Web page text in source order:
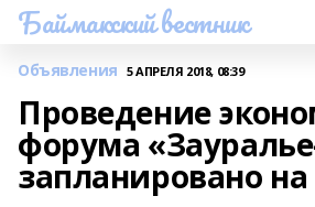
Баймакский вестник
Объявления 5 АПРЕЛЯ 2018, 08:39
Проведение
форума
запланировано